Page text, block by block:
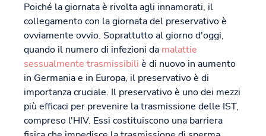
Poiché la giornata è rivolta agli innamorati, il
collegamento con la giornata del preservativo è
ovviamente ovvio. Soprattutto al giorno d'oggi,
quando il numero di infezioni da malattie
sessualmente trasmissibili è di nuovo in aumento
in Germania e in Europa, il preservativo è di
importanza cruciale. Il preservativo è uno dei mezzi
più efficaci per prevenire la trasmissione delle IST,
compreso l'HIV. Essi costituiscono una barriera